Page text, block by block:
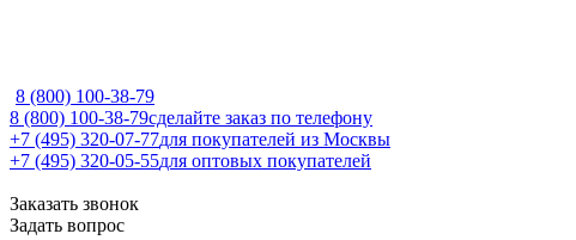
8 (800) 100-38-79
8 (800) 100-38-79сделайте заказ по телефону
+7 (495) 320-07-77для покупателей из Москвы
+7 (495) 320-05-55для оптовых покупателей
Заказать звонок
Задать вопрос